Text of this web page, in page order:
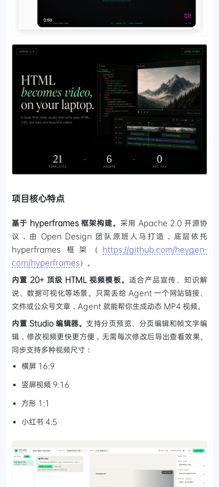
项目核心特点
基于 hyperframes 框架构建。 采用 Apache 2.0 开源协
议，由 Open Design 团队原班人马打造，底层依托
hyperframes 框架（ https://github.com/heygen-
com/hyperframes）。
内置 20+ 顶级 HTML 视频模板。 适合产品宣传、知识解
说、数据可视化等场景。只需丢给 Agent 一个网站链接、
文件或公众号文章，Agent 就能帮你生成动态 MP4 视频。
内置 Studio 编辑器。支持分页预览、分页编辑和帧文字编
辑，修改视频更快更方便，无需每次修改后导出查看效果。
同步支持多种视频尺寸：
横屏 16:9
竖屏视频 9:16
方形 1:1
小红书 4:5